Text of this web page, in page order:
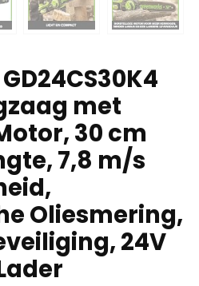
met
30 cm
7,8 m/s
Oliesmering,
24V